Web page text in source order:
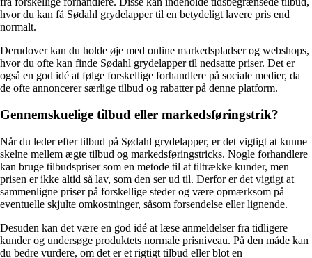
hvor du kan få Sødahl grydelapper til en betydeligt lavere pris end
normalt.
Derudover kan du holde øje med online markedspladser og webshops,
hvor du ofte kan finde Sødahl grydelapper til nedsatte priser. Det er
også en god idé at følge forskellige forhandlere på sociale medier, da
de ofte annoncerer særlige tilbud og rabatter på denne platform.
Gennemskuelige tilbud eller markedsføringstrik?
Når du leder efter tilbud på Sødahl grydelapper, er det vigtigt at kunne
skelne mellem ægte tilbud og markedsføringstricks. Nogle forhandlere
kan bruge tilbudspriser som en metode til at tiltrække kunder, men
prisen er ikke altid så lav, som den ser ud til. Derfor er det vigtigt at
sammenligne priser på forskellige steder og være opmærksom på
eventuelle skjulte omkostninger, såsom forsendelse eller lignende.
Desuden kan det være en god idé at læse anmeldelser fra tidligere
kunder og undersøge produktets normale prisniveau. På den måde kan
du bedre vurdere, om det er et rigtigt tilbud eller blot en